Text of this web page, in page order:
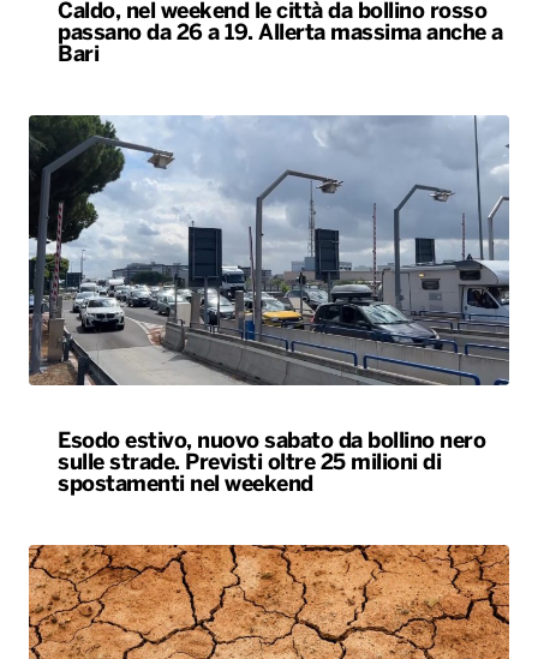
Caldo, nel weekend le città da bollino rosso
passano da 26 a 19. Allerta massima anche a
Bari
Esodo estivo, nuovo sabato da bollino nero
sulle strade. Previsti oltre 25 milioni di
spostamenti nel weekend